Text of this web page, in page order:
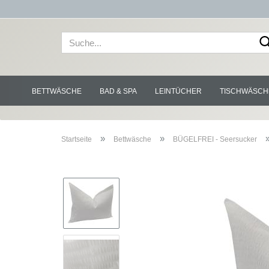
BETTWÄSCHE BAD & SPA LEINTÜCHER
Startseite » Bettwäsche » BÜGELFREI - Seersucker